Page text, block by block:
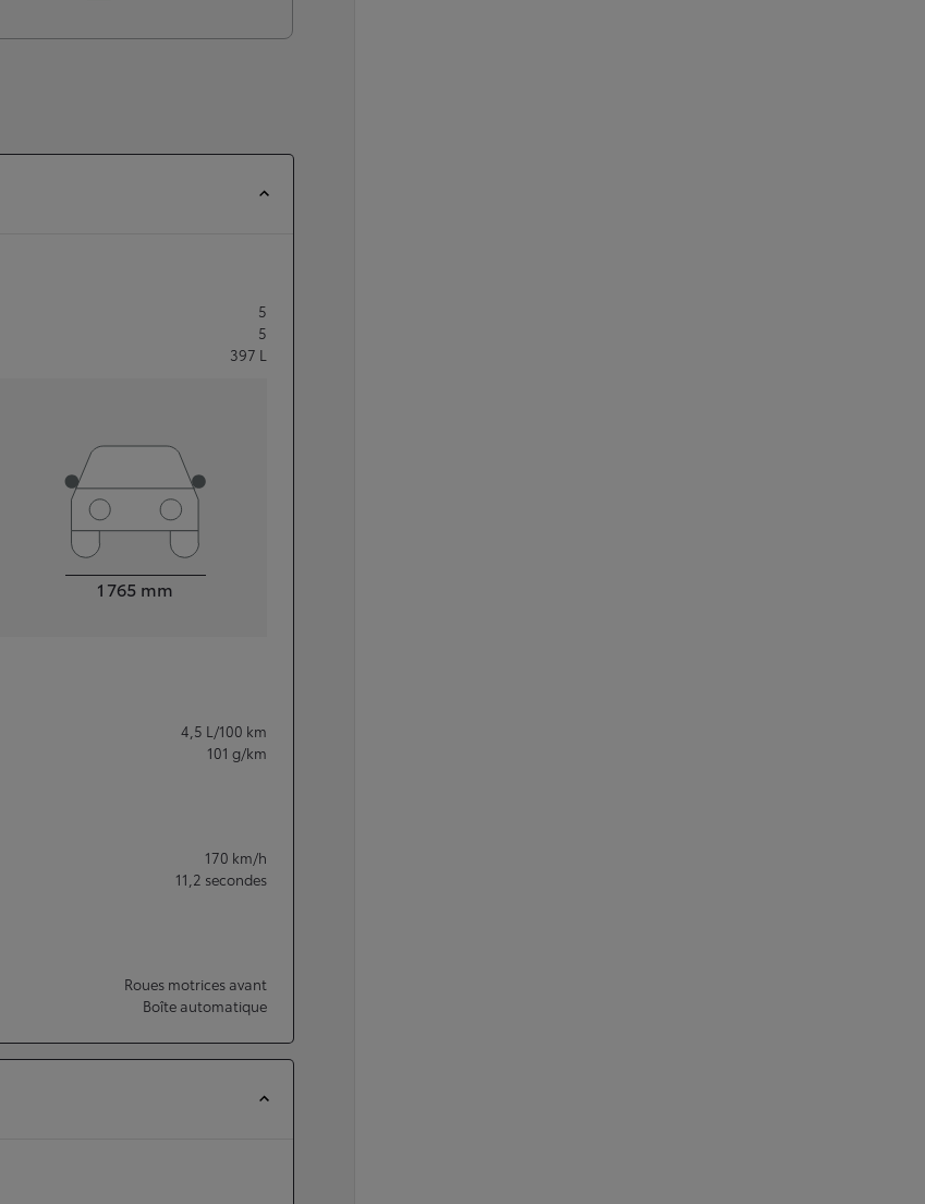
5
5
397 L
1 765 mm
4,5 L/100 km
101 g/km
170 km/h
11,2 secondes
Roues motrices avant
Boîte automatique